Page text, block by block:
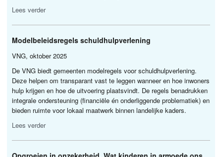
Lees verder
Modelbeleidsregels schuldhulpverlening
VNG, oktober 2025
DeVNG biedt gemeenten modelregels voor schuldhulpverlening.
Deze helpen om transparant vast te leggen wanneer en hoe inwoners
hulp krijgen en hoe de uitvoering plaatsvindt. De regels benadrukken
integrale ondersteuning (financiële én onderliggende problematiek) en
bieden ruimte voor lokaal maatwerk binnen landelijke kaders.
Lees verder